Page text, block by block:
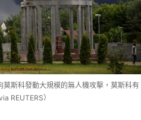
斯科發動大規模的無人機攻擊，莫斯科有
REUTERS）